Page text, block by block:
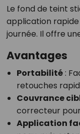
Le fond de teint
application
journée. Il offre
Avantages
Portabilité:
retouches
Couvrance
correcteur
Application